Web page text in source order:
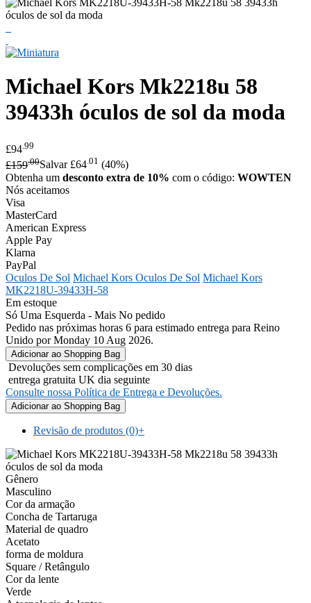
Michael Kors Mk2218u 58
39433h óculos de sol da moda
£94 .99
£159.00Salvar £64.01 (40%)
Obtenha um desconto extra de 10% com o código: WOWTEN
Nós aceitamos
Visa
MasterCard
American Express
Apple Pay
Klarna
PayPal
Oculos De Sol Michael Kors Oculos De Sol Michael Kors
MK2218U-39433H-58
Em estoque
Só Uma Esquerda - Mais No pedido
Pedido nas próximas horas 6 para estimado entrega para Reino
Unido por Monday 10 Aug 2026.
Devoluções sem complicações em 30 dias
entrega gratuita UK dia seguinte
Consulte nossa Política de Entrega e Devoluções.
Revisão de produtos (0)+
Gênero
Masculino
Cor da armação
Concha de Tartaruga
Material de quadro
Acetato
forma de moldura
Square / Retângulo
Cor da lente
Verde